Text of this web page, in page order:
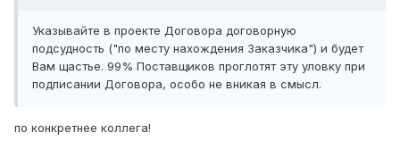
Указывайте в проекте Договора договорную
подсудность ("по месту нахождения Заказчика") и будет
Вам щастье. 99% Поставщиков проглотят эту уловку при
подписании Договора, особо не вникая в смысл.
по конкретнее коллега!